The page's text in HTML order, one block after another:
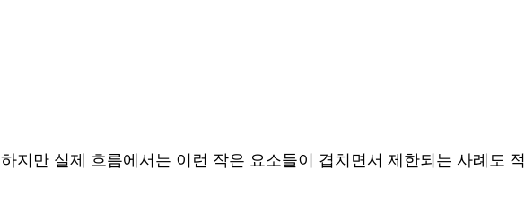
하지만 실제 흐름에서는 이런 작은 요소들이 겹치면서 제한되는 사례도